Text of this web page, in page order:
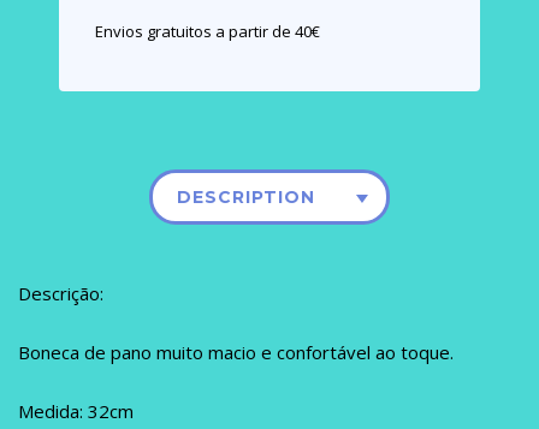
Envios gratuitos a partir de 40€
DESCRIPTION
Descrição:
Boneca de pano muito macio e confortável ao toque.
Medida: 32cm